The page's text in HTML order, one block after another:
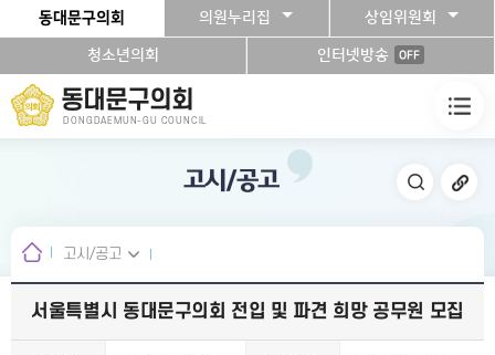
본문바로가기
동대문구의회 의원누리집 상임위원회
청소년의회 인터넷방송 OFF
동대문구의회
DONGDAEMUN-GU COUNCIL
고시/공고
고시/공고
서울특별시 동대문구의회 전입 및 파견 희망 공무원 모집